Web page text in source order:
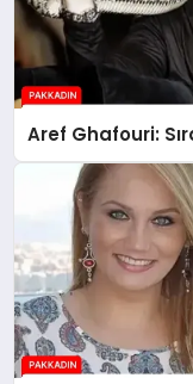
Aref Ghafouri: